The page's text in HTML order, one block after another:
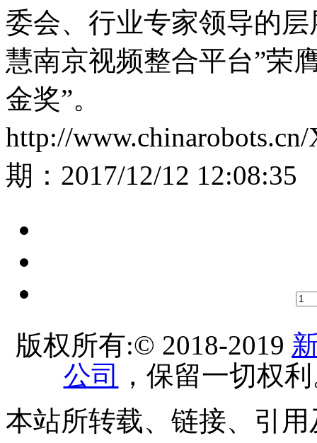
委会、行业专家领导的
慧南京视频整合平台”荣
金奖”。
http://
期： 2017/12/12 12:08:35
版权所有:© 2018-2019
公司
，保留一切权
本站所转载、链接、引